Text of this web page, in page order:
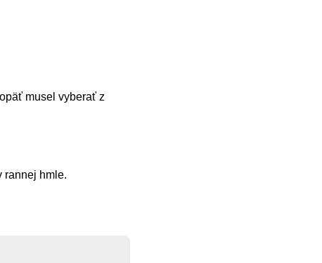
musel vyberať z
rannej hmle.